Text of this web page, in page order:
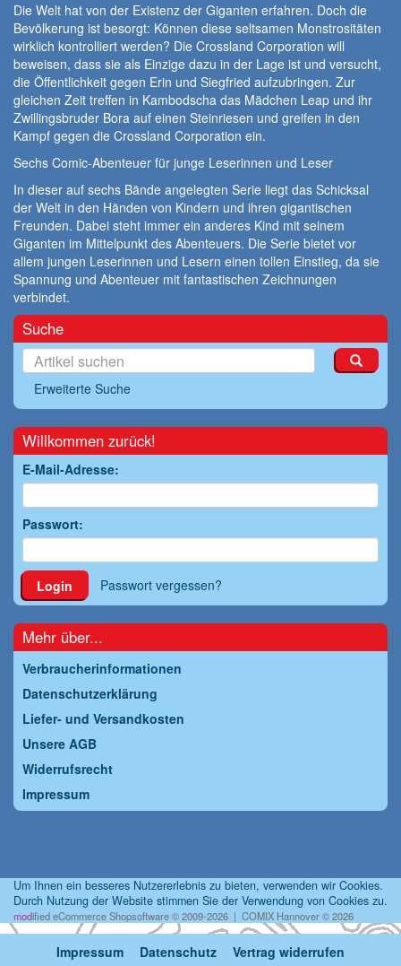
Die Welt hat von der Existenz der Giganten erfahren. Doch die
Bevölkerung ist besorgt: Können diese seltsamen Monstrositäten
wirklich kontrolliert werden? Die Crossland Corporation will
beweisen, dass sie als Einzige dazu in der Lage ist und versucht,
die Öffentlichkeit gegen Erin und Siegfried aufzubringen. Zur
gleichen Zeit treffen in Kambodscha das Mädchen Leap und ihr
Zwillingsbruder Bora auf einen Steinriesen und greifen in den
Kampf gegen die Crossland Corporation ein.
Sechs Comic-Abenteuer für junge Leserinnen und Leser
In dieser auf sechs Bände angelegten Serie liegt das Schicksal
der Welt in den Händen von Kindern und ihren gigantischen
Freunden. Dabei steht immer ein anderes Kind mit seinem
Giganten im Mittelpunkt des Abenteuers. Die Serie bietet vor
allem jungen Leserinnen und Lesern einen tollen Einstieg, da sie
Spannung und Abenteuer mit fantastischen Zeichnungen
verbindet.
Suche
Erweiterte Suche
Willkommen zurück!
E-Mail-Adresse:
Passwort:
Login Passwort vergessen?
Mehr über...
Verbraucherinformationen
Datenschutzerklärung
Liefer- und Versandkosten
Unsere AGB
Widerrufsrecht
Impressum
Um Ihnen ein besseres Nutzererlebnis zu bieten, verwenden wir Cookies.
Durch Nutzung der Website stimmen Sie der Verwendung von Cookies zu.
modified eCommerce Shopsoftware © 2009-2026 | COMIX Hannover © 2026
Impressum Datenschutz Vertrag widerrufen